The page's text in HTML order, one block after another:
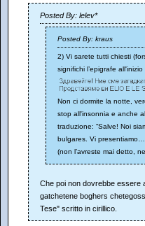
Posted By: lelev*
Posted By: kraus
2) Vi sarete tutti chiesti
significhi l’epigrafe
Non ci dormite la notte,
stop all'insonnia e anche
traduzione: “Salve! Noi
bulgares. Vi
(non l’avreste mai detto,
Che poi non dovrebbe essere
gatchetene boghers
Tese" scritto in cirillico.